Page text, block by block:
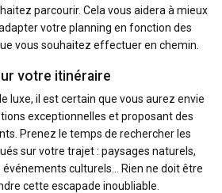
parcourir. Cela vous aidera à mieux
votre planning en fonction des
vous souhaitez effectuer en chemin.
votre itinéraire
luxe, il est certain que vous aurez envie
exceptionnelles et proposant des
Prenez le temps de rechercher les
sur votre trajet : paysages naturels,
culturels… Rien ne doit être
cette escapade inoubliable.